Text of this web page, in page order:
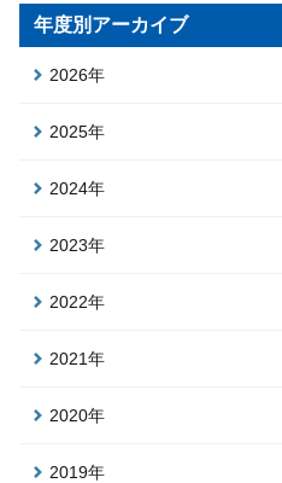
年度別アーカイブ
2026年
2025年
2024年
2023年
2022年
2021年
2020年
2019年